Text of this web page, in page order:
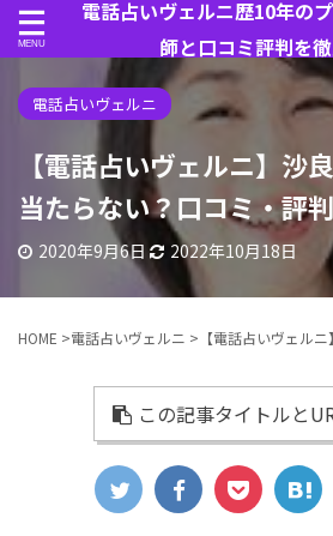
電話占いヴェルニ歴10年の
師と口コミ評判を
電話占いヴェルニ
【電話占いヴェルニ】沙
当たらない？口コミ・評
2020年9月6日 2022年10月18日
HOME >電話占いヴェルニ > 【電話占いヴェル
この記事タイトルと